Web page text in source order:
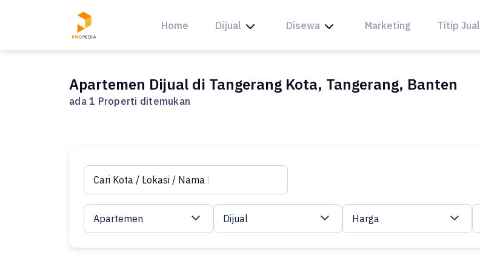
Home Dijual Disewa Marketing Titip Jual
Apartemen Dijual di Tangerang Kota, Tangerang, Banten
ada 1 Properti ditemukan
Apartemen Dijual Harga